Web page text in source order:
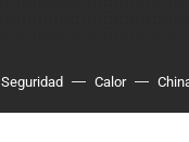
Seguridad Calor